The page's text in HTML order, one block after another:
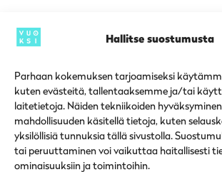
Hallitse suostumusta
Parhaan kokemuksen tarjoamiseksi
kuten evästeitä, tallentaaksemme ja/tai
laitetietoja. Näiden tekniikoiden
mahdollisuuden käsitellä tietoja, kuten
yksilöllisiä tunnuksia tällä sivustolla.
tai peruuttaminen voi vaikuttaa haitallisesti
ominaisuuksiin ja toimintoihin.
KANSAINVÄLISET
Suupohjan työllisyysalue
Yhteystiedot
Ajankohtaista
Toimipisteet
Palvelupisteet